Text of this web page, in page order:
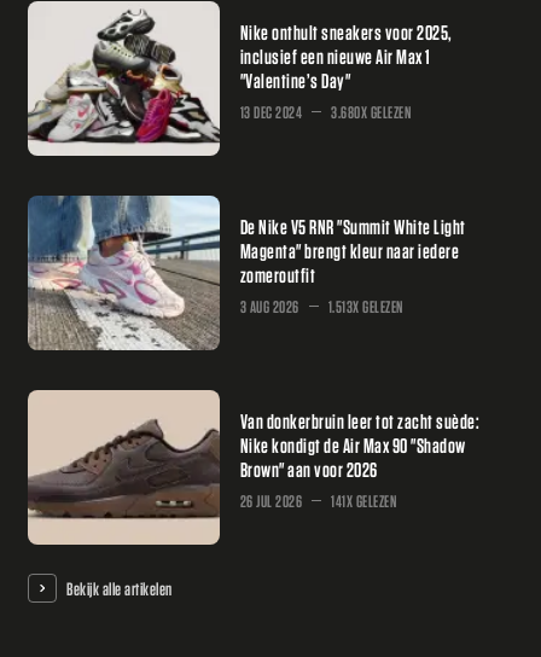
Nike onthult sneakers voor 2025,
inclusief een nieuwe Air Max 1
"Valentine’s Day"
13 DEC 2024 3.680X GELEZEN
De Nike V5 RNR "Summit White Light
Magenta" brengt kleur naar iedere
zomeroutfit
3 AUG 2026 1.513X GELEZEN
Van donkerbruin leer tot zacht suède:
Nike kondigt de Air Max 90 "Shadow
Brown" aan voor 2026
26 JUL 2026 141X GELEZEN
Bekijk alle artikelen